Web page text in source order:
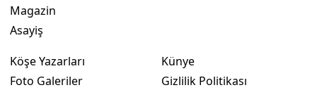
Magazin
Asayiş
Köşe Yazarları
Foto Galeriler
Künye
Gizlilik Politikası